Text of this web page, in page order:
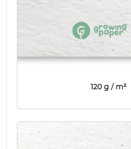
120 g / m²